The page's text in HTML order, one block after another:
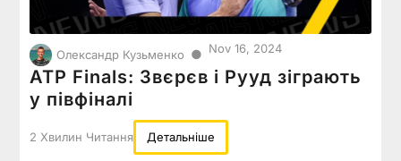
Олександр Кузьменко ● Nov 16, 2024
ATP Finals: Звєрєв і Рууд зіграють
у півфіналі
2 Хвилин Читання Детальніше